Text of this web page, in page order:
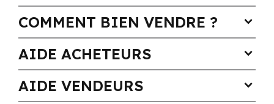
COMMENT BIEN VENDRE ? expand_more
AIDE ACHETEURS expand_more
AIDE VENDEURS expand_more